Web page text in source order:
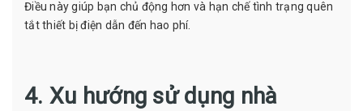
Điều này giúp bạn chủ động hơn và hạn chế tình trạng quên
tắt thiết bị điện dẫn đến hao phí.
4. Xu hướng sử dụng nhà